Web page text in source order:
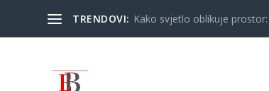
TRENDOVI: Kako svjetlo oblikuje